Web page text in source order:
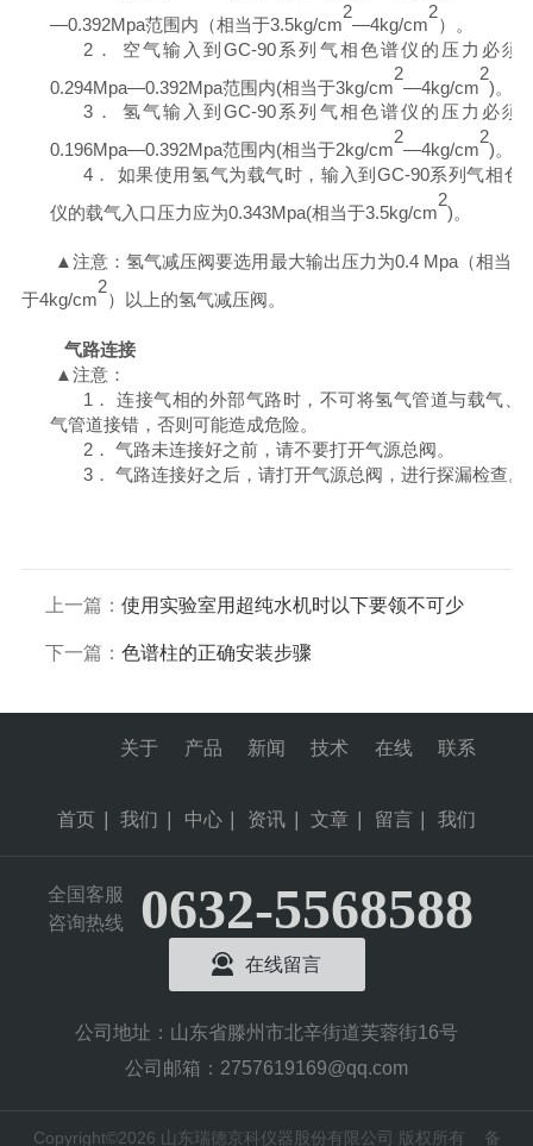
—0.392Mpa范围内（相当于3.5kg/cm
2
—4kg/cm
2
）。
2． 空气输入到GC-90系列气相色谱仪的压力必须
0.294Mpa—0.392Mpa范围内(相当于3kg/cm
2
—4kg/cm
2
)
3．氢气输入到GC-90系列气相色谱仪的压力必须
0.196Mpa—0.392Mpa范围内(相当于2kg/cm
2
—4kg/cm
2
)。
4． 如果使用氢气为载气时，输入到 GC-90系列气相色
仪的载气入口压力应为0.343Mpa(相当于3.5kg/cm
2
)
▲注意：氢气减压阀要选用最大输出压力为0.4Mpa（相当
于4kg/cm
2
） 以上的氢气减压阀。
气路连接
▲注意：
1．连接气相的外部气路时，不可将氢气管道与载气、
气管道接错，否则可能造成危险。
2． 气路未连接好之前，请不要打开气源总阀。
3． 气路连接好之后，请打开气源总阀，进行探漏检查。
上一篇： 使用实验室用超纯水机时以下要领不可少
下一篇： 色谱柱的正确安装步骤
首页
关于
我们
产品
中心
新闻
资讯
技术
文章
在线
留言
联系
我们
全国客服
咨询热线
0632-5568588
在线留言
公司地址：山东省滕州市北辛街道芙蓉街16号
公司邮箱：2757619169@qq.com
Copyright©2026 山东瑞德京科仪器股份有限公司 版权所有 备